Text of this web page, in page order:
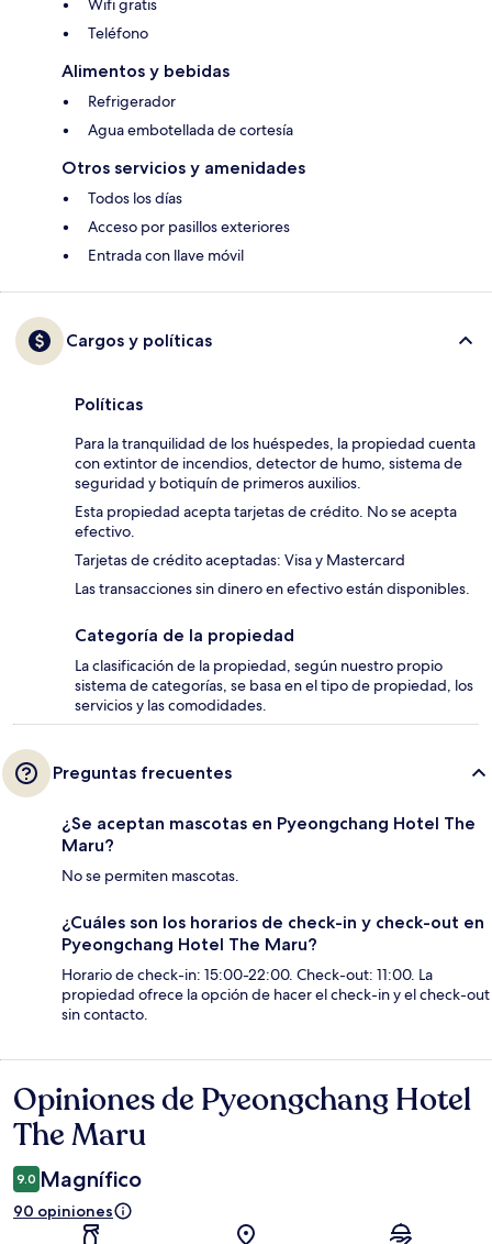
Wifi gratis
Teléfono
Alimentos y bebidas
Refrigerador
Agua embotellada de cortesía
Otros servicios y amenidades
Todos los días
Acceso por pasillos exteriores
Entrada con llave móvil
Cargos y políticas
Políticas
Para la tranquilidad de los huéspedes, la propiedad cuenta
con extintor de incendios, detector de humo, sistema de
seguridad y botiquín de primeros auxilios.
Esta propiedad acepta tarjetas de crédito. No se acepta
efectivo.
Tarjetas de crédito aceptadas: Visa y Mastercard
Las transacciones sin dinero en efectivo están disponibles.
Categoría de la propiedad
La clasificación de la propiedad, según nuestro propio
sistema de categorías, se basa en el tipo de propiedad, los
servicios y las comodidades.
Preguntas frecuentes
¿Se aceptan mascotas en Pyeongchang Hotel The
Maru?
No se permiten mascotas.
¿Cuáles son los horarios de check-in y check-out en
Pyeongchang Hotel The Maru?
Horario de check-in: 15:00-22:00. Check-out: 11:00. La
propiedad ofrece la opción de hacer el check-in y el check-out
sin contacto.
Opiniones
Opiniones de Pyeongchang Hotel
The Maru
9.0 Magnífico
90 opiniones